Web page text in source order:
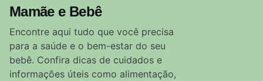
Cuidados com o pet
Rações
Cuidados com a pele
Cuidados com o cabelo
Alimentação
Dicas de cuidados
Alimentação saudável
Bem-estar
Canetas para obesidade
Mamãe e Bebê
Encontre aqui tudo que você precisa
para a saúde e o bem-estar do seu
bebê. Confira dicas de cuidados e
informações úteis como alimentação,